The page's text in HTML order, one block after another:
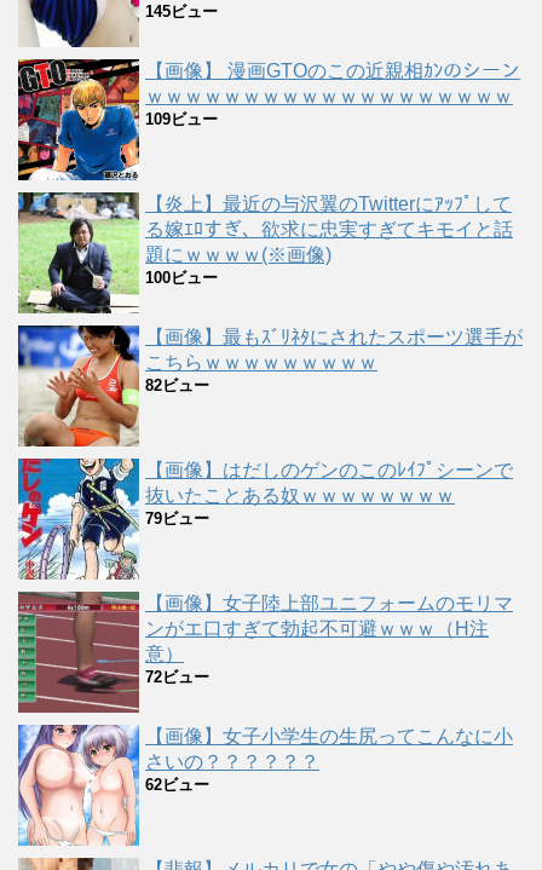
145ビュー
【画像】 漫画GTOのこの近親相ｶﾝのシーン
ｗｗｗｗｗｗｗｗｗｗｗｗｗｗｗｗｗｗｗ
109ビュー
【炎上】最近の与沢翼のTwitterにｱｯﾌﾟして
る嫁ｴﾛすぎ、欲求に忠実すぎてキモイと話
題にｗｗｗｗ(※画像)
100ビュー
【画像】最もｽﾞﾘﾈﾀにされたスポーツ選手が
こちらｗｗｗｗｗｗｗｗｗ
82ビュー
【画像】はだしのゲンのこのﾚｲﾌﾟシーンで
抜いたことある奴ｗｗｗｗｗｗｗｗ
79ビュー
【画像】女子陸上部ユニフォームのモリマ
ンがエ口すぎて勃起不可避ｗｗｗ（H注
意）
72ビュー
【画像】女子小学生の生尻ってこんなに小
さいの？？？？？？
62ビュー